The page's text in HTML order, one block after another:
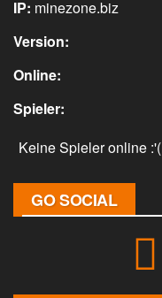
IP: minezone.biz
Version:
Online:
Spieler:
Keine Spieler online :'(
GO SOCIAL